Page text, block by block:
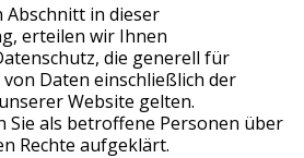
Abschnitt in dieser
erteilen wir Ihnen
die generell für
Daten einschließlich der
Website gelten.
Sie als betroffene Personen über
Rechte aufgeklärt.